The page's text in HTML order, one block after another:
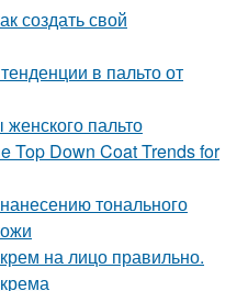
создать свой
в пальто от
пальто
Top Down Coat Trends for
тонального
на лицо правильно.